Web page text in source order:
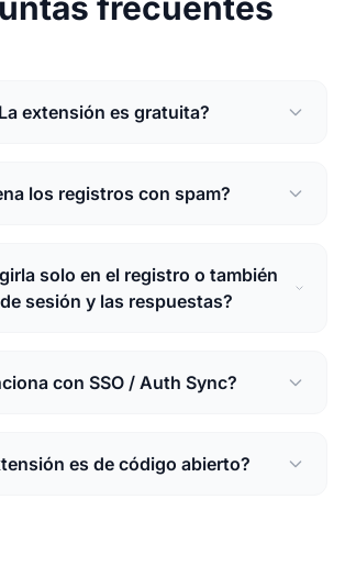
extensión es gratuita?
los registros con spam?
solo en el registro o también
sesión y las respuestas?
con SSO / Auth Sync?
es de código abierto?